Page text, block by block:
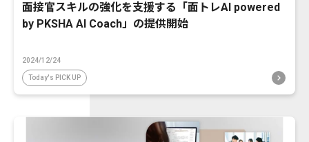
面接官スキルの強化を支援する「面トレAI powered
by PKSHA AI Coach」の提供開始
2024/12/24
Today's PICK UP